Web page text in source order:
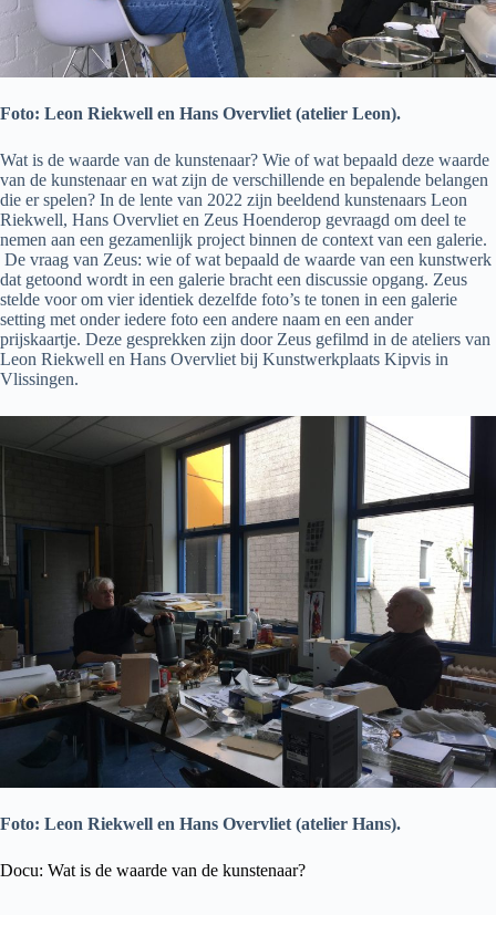
Foto: Leon Riekwell en Hans Overvliet (atelier Leon).
Wat is de waarde van de kunstenaar? Wie of wat bepaald deze waarde
van de kunstenaar en wat zijn de verschillende en bepalende belangen
die er spelen? In de lente van 2022 zijn beeldend kunstenaars Leon
Riekwell, Hans Overvliet en Zeus Hoenderop gevraagd om deel te
nemen aan een gezamenlijk project binnen de context van een galerie.
De vraag van Zeus: wie of wat bepaald de waarde van een kunstwerk
dat getoond wordt in een galerie bracht een discussie opgang. Zeus
stelde voor om vier identiek dezelfde foto’s te tonen in een galerie
setting met onder iedere foto een andere naam en een ander
prijskaartje. Deze gesprekken zijn door Zeus gefilmd in de ateliers van
Leon Riekwell en Hans Overvliet bij Kunstwerkplaats Kipvis in
Vlissingen.
Foto: Leon Riekwell en Hans Overvliet (atelier Hans).
Docu: Wat is de waarde van de kunstenaar?